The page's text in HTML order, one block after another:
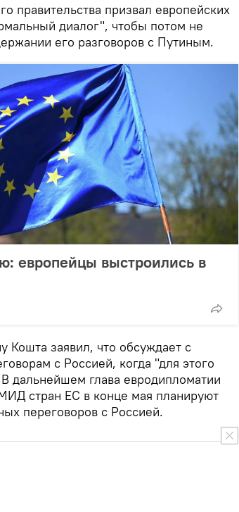
правительства призвал европейских
диалог", чтобы потом не
его разговоров с Путиным.
европейцы выстроились в
Кошта заявил, что обсуждает с
с Россией, когда "для этого
дальнейшем глава евродипломатии
стран ЕС в конце мая планируют
переговоров с Россией.